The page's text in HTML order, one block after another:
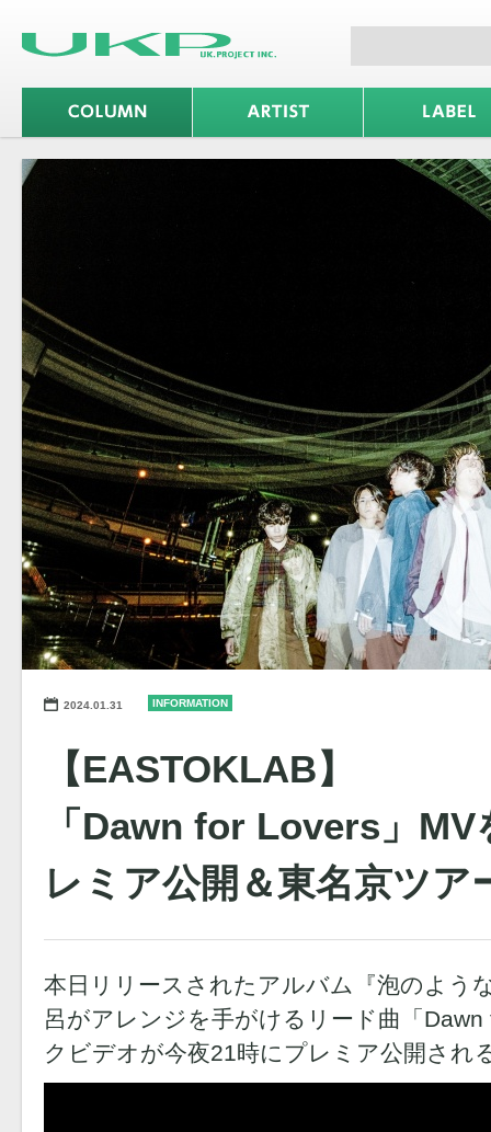
2024.01.31 INFORMATION
【EASTOKLAB】
「Dawn for Lovers」
レミア公開＆東名京ツア
本日リリースされたアルバム『泡のよう
呂がアレンジを手がけるリード曲「
クビデオが今夜21時にプレミア公開され